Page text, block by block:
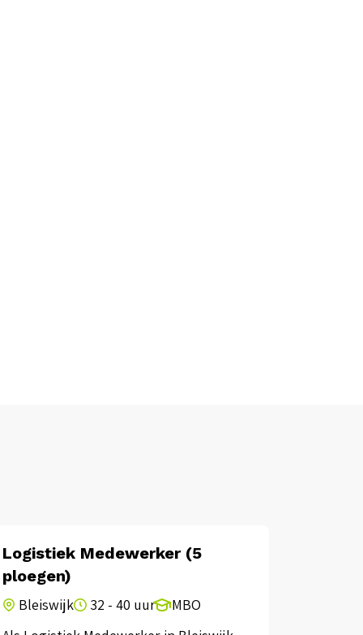
Logistiek Medewerker (5
ploegen)
Bleiswijk 32 - 40 uur
MBO